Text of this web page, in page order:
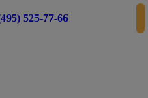
525-77-66